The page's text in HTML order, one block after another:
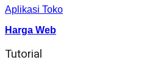
Aplikasi Toko
Harga Web
Tutorial